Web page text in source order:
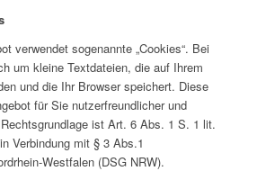
verwendet sogenannte „Cookies“. Bei
um kleine Textdateien, die auf Ihrem
und die Ihr Browser speichert. Diese
für Sie nutzerfreundlicher und
ist Art. 6 Abs. 1 S. 1 lit.
Verbindung mit § 3 Abs.1
Westfalen (DSG NRW).